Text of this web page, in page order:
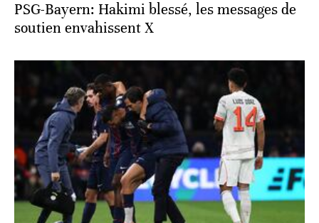
PSG-Bayern: Hakimi blessé, les messages de
soutien envahissent X